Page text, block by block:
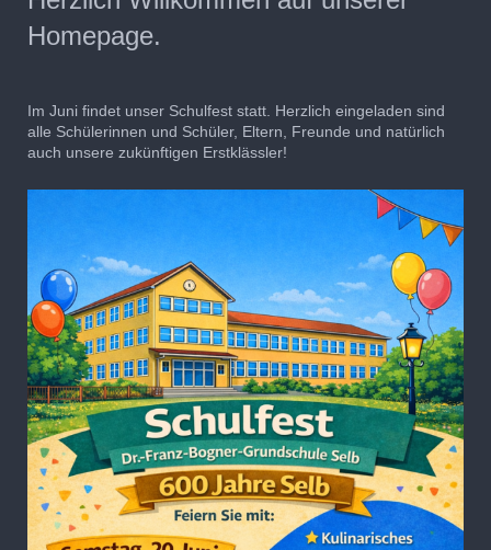
Homepage.
Im Juni findet unser Schulfest statt. Herzlich eingeladen sind
alle Schülerinnen und Schüler, Eltern, Freunde und natürlich
auch unsere zukünftigen Erstklässler!